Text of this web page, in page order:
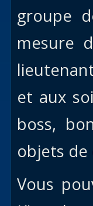
groupe
mesure
et aux
boss,
objets
Vous